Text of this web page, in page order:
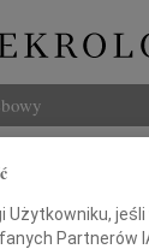
Użytkowniku,
Partnerów